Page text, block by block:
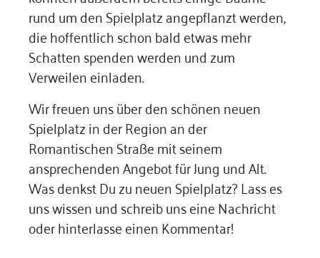
rund um den Spielplatz angepflanzt werden,
die hoffentlich schon bald etwas mehr
Schatten spenden werden und zum
Verweilen einladen.
Wir freuen uns über den schönen neuen
Spielplatz in der Region an der
Romantischen Straße mit seinem
ansprechenden Angebot für Jung und Alt.
Was denkst Du zu neuen Spielplatz? Lass es
uns wissen und schreib uns eine Nachricht
oder hinterlasse einen Kommentar!